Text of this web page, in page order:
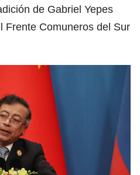
de Gabriel Yepes
Frente Comuneros del Sur